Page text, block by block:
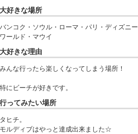
大好きな場所
バンコク・ソウル・ローマ・パリ・ディズニー
ワールド・マウイ
大好きな理由
みんな行ったら楽しくなってしまう場所！
特にビーチが好きです。
行ってみたい場所
タヒチ。
モルディブはやっと達成出来ました☆